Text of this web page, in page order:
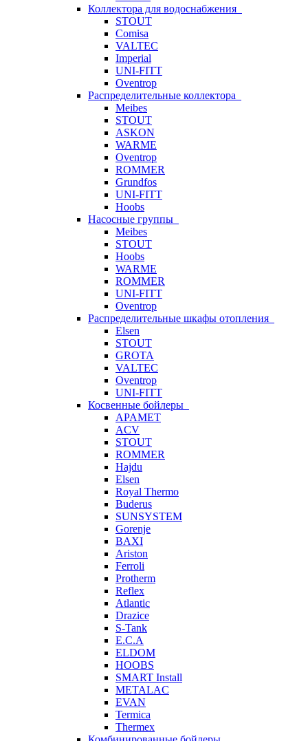
Коллектора для водоснабжения
STOUT
Comisa
VALTEC
Imperial
UNI-FITT
Oventrop
Распределительные коллектора
Meibes
STOUT
ASKON
WARME
Oventrop
ROMMER
Grundfos
UNI-FITT
Hoobs
Насосные группы
Meibes
STOUT
Hoobs
WARME
ROMMER
UNI-FITT
Oventrop
Распределительные шкафы отопления
Elsen
STOUT
GROTA
VALTEC
Oventrop
UNI-FITT
Косвенные бойлеры
APAMET
ACV
STOUT
ROMMER
Hajdu
Elsen
Royal Thermo
Buderus
SUNSYSTEM
Gorenje
BAXI
Ariston
Ferroli
Protherm
Reflex
Atlantic
Drazice
S-Tank
E.C.A
ELDOM
HOOBS
SMART Install
METALAC
EVAN
Termica
Thermex